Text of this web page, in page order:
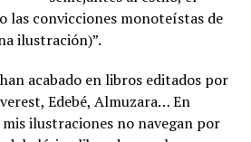
las convicciones monoteístas de
ilustración)”.
acabado en libros editados por
Edebé, Almuzara… En
ilustraciones no navegan por